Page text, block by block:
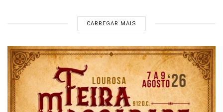
CARREGAR MAIS